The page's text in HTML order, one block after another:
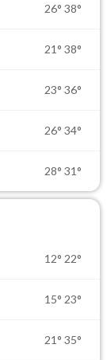
26° 38°
21° 38°
23° 36°
26° 34°
28° 31°
12° 22°
15° 23°
21° 35°